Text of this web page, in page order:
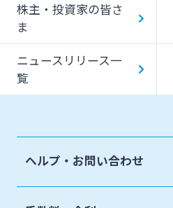
株主・投資家の皆さ
ま
ニュースリリース一
覧
ヘルプ・お問い合わせ